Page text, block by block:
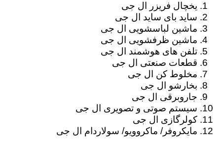
یخچال فریزر ال جی
ساید بای ساید ال جی
ماشین لباسشویی ال جی
ماشین ظرفشویی ال جی
تلفن های هوشمند ال جی
قطعات صنعتی ال جی
مخلوط کن ال جی
بخارشو ال جی
جاروبرقی ال جی
سیستم صوتی و تصویری ال جی
کولرگازی ال جی
مایکروفر/ ماکروویو/ سولاردام ال جی